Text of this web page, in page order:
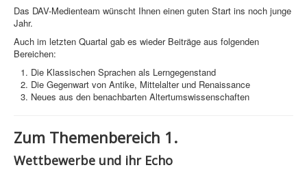
Das DAV-Medienteam wünscht Ihnen einen guten Start ins noch junge
Jahr.
Auch im letzten Quartal gab es wieder Beiträge aus folgenden
Bereichen:
Die Klassischen Sprachen als Lerngegenstand
Die Gegenwart von Antike, Mittelalter und Renaissance
Neues aus den benachbarten Altertumswissenschaften
Zum Themenbereich 1.
Wettbewerbe und ihr Echo